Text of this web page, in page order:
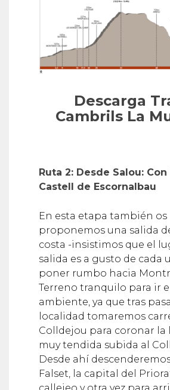
Descarga
Cambrils La
Ruta 2: Desde Salou:
Castell de Escornalbau
En esta etapa también os
proponemos una salida
costa -insistimos que el
salida es a gusto de cada
poner rumbo hacia
Terreno tranquilo para ir
ambiente, ya que tras
localidad tomaremos
Colldejou para coronar la
muy tendida subida al
Desde ahí
Falset, la capital del